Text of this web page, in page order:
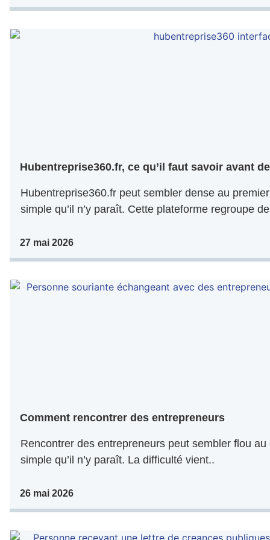
Hubentreprise360.fr, ce qu’il faut savoir avant
Hubentreprise360.fr peut sembler dense au
simple qu’il n’y paraît. Cette plateforme regroupe
27 mai 2026
Comment rencontrer des entrepreneurs
Rencontrer des entrepreneurs peut sembler flou
simple qu’il n’y paraît. La difficulté vient..
26 mai 2026